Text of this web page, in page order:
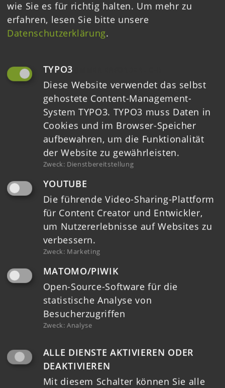
GEFÖRDERT DURCH
Login
Downloads
Ausschreibungen
Kontakt
Datenschutz
wie Sie es für richtig halten. Um mehr zu
erfahren, lesen Sie bitte unsere
Datenschutzerklärung.
TYPO3
Diese Website verwendet das selbst
gehostete Content-Management-
System TYPO3. TYPO3 muss Daten in
Cookies und im Browser-Speicher
aufbewahren, um die Funktionalität
der Website zu gewährleisten.
Zweck: Dienstbereitstellung
YOUTUBE
Die führende Video-Sharing-Plattform
für Content Creator und Entwickler,
um Nutzererlebnisse auf Websites zu
verbessern.
Zweck: Marketing
MATOMO/PIWIK
Open-Source-Software für die
statistische Analyse von
Besucherzugriffen
Zweck:Analyse
ALLE DIENSTE AKTIVIEREN ODER
DEAKTIVIEREN
Mit diesem Schalter können Sie alle